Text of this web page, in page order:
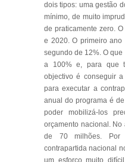
dois tipos: uma gestão
mínimo, de muito
de praticamente zero.
e 2020. O primeiro ano
segundo de 12%. O
a 100% e, para que
objectivo é conseguir
para executar a
anual do programa é
poder mobilizá-los
orçamento nacional. No
de 70 milhões. Por
contrapartida nacional
um esforço muito